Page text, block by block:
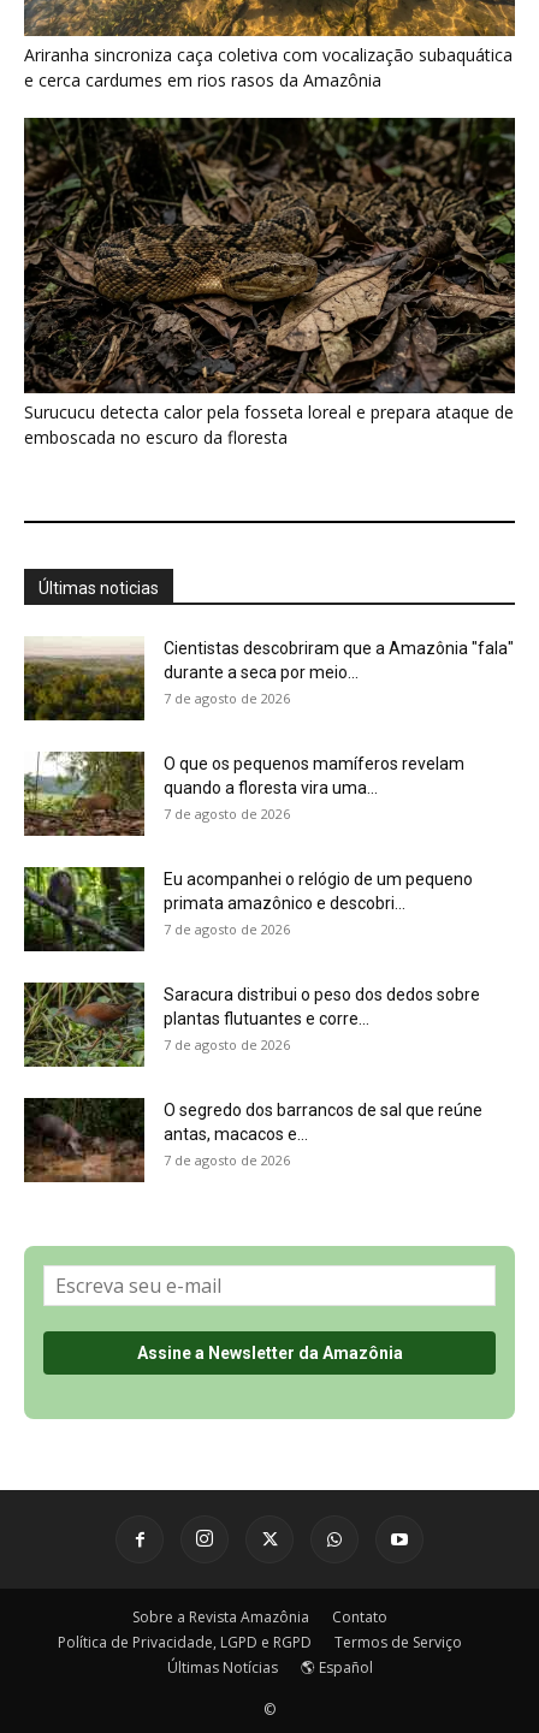
Ariranha sincroniza caça coletiva com vocalização subaquática
e cerca cardumes em rios rasos da Amazônia
Surucucu detecta calor pela fosseta loreal e prepara ataque de
emboscada no escuro da floresta
Últimas noticias
Cientistas descobriram que a Amazônia "fala"
durante a seca por meio...
7 de agosto de 2026
O que os pequenos mamíferos revelam
quando a floresta vira uma...
7 de agosto de 2026
Eu acompanhei o relógio de um pequeno
primata amazônico e descobri...
7 de agosto de 2026
Saracura distribui o peso dos dedos sobre
plantas flutuantes e corre...
7 de agosto de 2026
O segredo dos barrancos de sal que reúne
antas, macacos e...
7 de agosto de 2026
Sobre a Revista Amazônia
Contato
Política de Privacidade, LGPD e RGPD
Termos de Serviço
Últimas Notícias
🌎 Español
©